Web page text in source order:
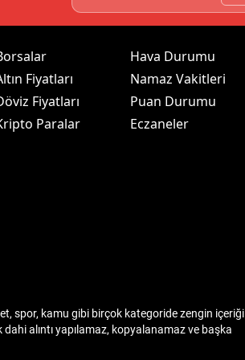
Fiyatları
Fiyatları
Paralar
Hava Durumu
Namaz Vakitleri
Puan Durumu
Eczaneler
spor, kamu gibi birçok kategoride zengin içeriği
alıntı yapılamaz, kopyalanamaz ve başka